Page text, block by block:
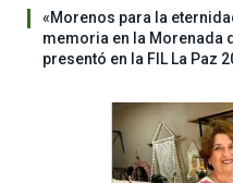
«Morenos para la
memoria en la Morenada
presentó en la FIL La Paz